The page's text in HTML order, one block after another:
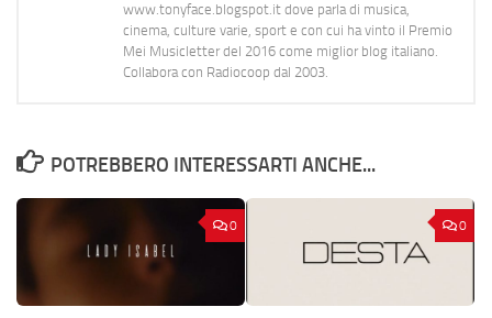
www.tonyface.blogspot.it dove parla di musica,
cinema, culture varie, sport e con cui ha vinto il Premio
Mei Musicletter del 2016 come miglior blog italiano.
Collabora con Radiocoop dal 2003.
POTREBBERO INTERESSARTI ANCHE...
0 0